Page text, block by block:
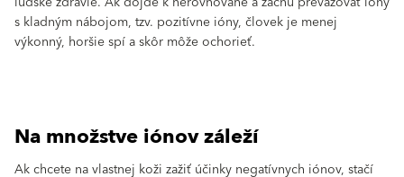
s kladným nábojom, tzv. pozitívne ióny, človek je menej
výkonný, horšie spí a skôr môže ochorieť.
Na množstve iónov záleží
Ak chcete na vlastnej koži zažiť účinky negatívnych iónov, stačí